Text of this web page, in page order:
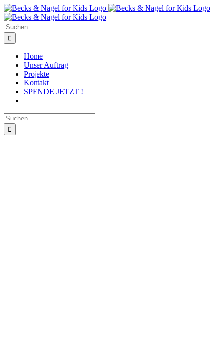
Zum
Inhalt
springen
Suche
nach:
Home
Unser Auftrag
Projekte
Kontakt
SPENDE JETZT !
Suche
nach: